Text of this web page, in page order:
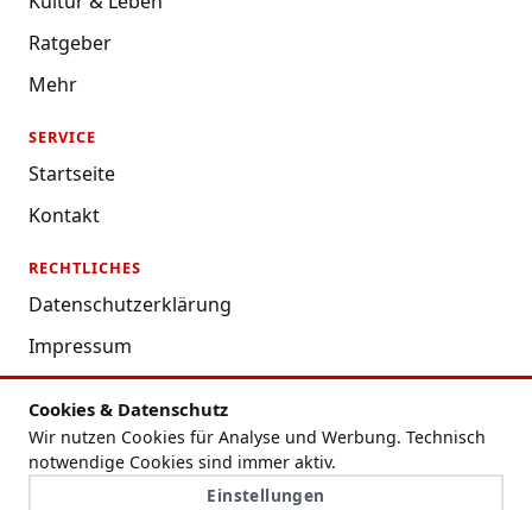
Cookies & Datenschutz
Wir nutzen Cookies für Analyse und Werbung. Technisch
notwendige Cookies sind immer aktiv.
Einstellungen
Ratgeber
Mehr
SERVICE
Startseite
Kontakt
RECHTLICHES
Datenschutzerklärung
Impressum
Nutzungsbedingungen
Redaktion
Cookie-Einstellungen